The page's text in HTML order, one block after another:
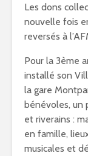
Les dons
nouvelle fois
reversés à
Pour la 3ème
installé son
la gare
bénévoles, un
et riverains :
en famille,
musicales et